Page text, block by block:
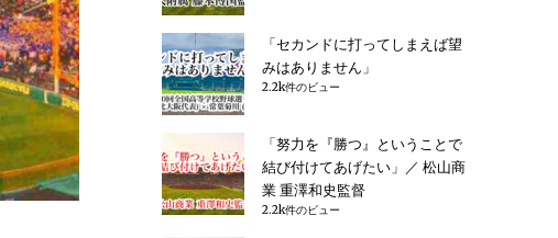
「セカンドに打ってしまえば望
みはありません」
2.2k件のビュー
「努力を『勝つ』ということで
結び付けてあげたい」／ 松山商
業 重澤和史監督
2.2k件のビュー